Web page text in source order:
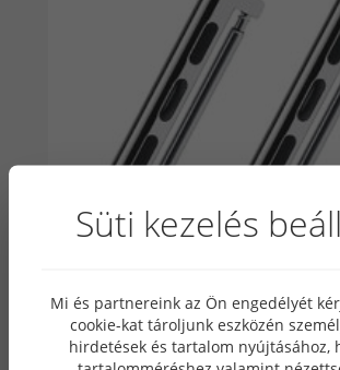
Ezüst Apple Watch adapter
óraszíjhoz
Süti kezelés
Mi és partnereink az Ön engedélyét
cookie-kat tároljunk eszközén
hirdetések és tartalom nyújtásához,